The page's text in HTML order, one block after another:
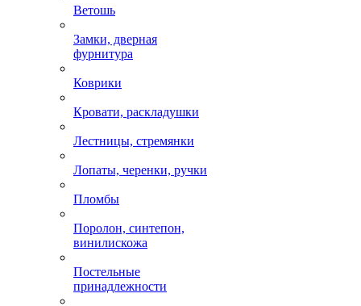
Ветошь
Замки, дверная
фурнитура
Коврики
Кровати, раскладушки
Лестницы, стремянки
Лопаты, черенки, ручки
Пломбы
Поролон, синтепон,
винилискожа
Постельные
принадлежности